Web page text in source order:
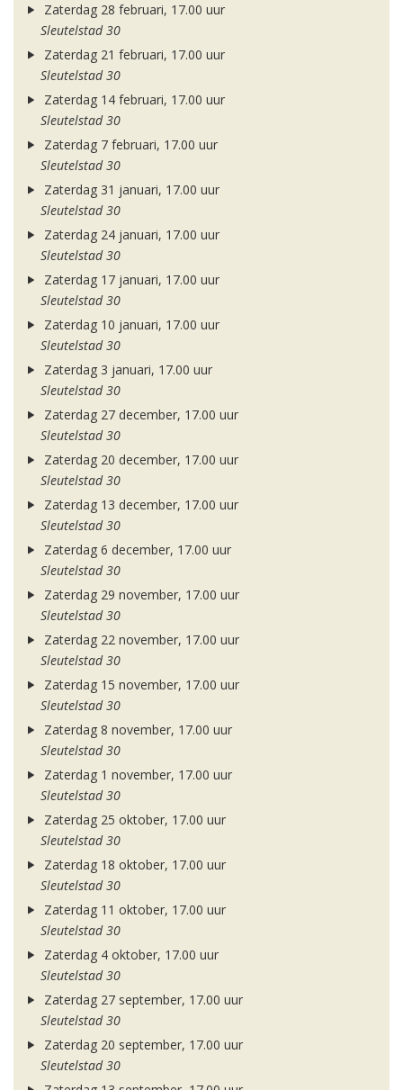
Zaterdag 28 februari, 17.00 uur
Sleutelstad 30
Zaterdag 21 februari, 17.00 uur
Sleutelstad 30
Zaterdag 14 februari, 17.00 uur
Sleutelstad 30
Zaterdag 7 februari, 17.00 uur
Sleutelstad 30
Zaterdag 31 januari, 17.00 uur
Sleutelstad 30
Zaterdag 24 januari, 17.00 uur
Sleutelstad 30
Zaterdag 17 januari, 17.00 uur
Sleutelstad 30
Zaterdag 10 januari, 17.00 uur
Sleutelstad 30
Zaterdag 3 januari, 17.00 uur
Sleutelstad 30
Zaterdag 27 december, 17.00 uur
Sleutelstad 30
Zaterdag 20 december, 17.00 uur
Sleutelstad 30
Zaterdag 13 december, 17.00 uur
Sleutelstad 30
Zaterdag 6 december, 17.00 uur
Sleutelstad 30
Zaterdag 29 november, 17.00 uur
Sleutelstad 30
Zaterdag 22 november, 17.00 uur
Sleutelstad 30
Zaterdag 15 november, 17.00 uur
Sleutelstad 30
Zaterdag 8 november, 17.00 uur
Sleutelstad 30
Zaterdag 1 november, 17.00 uur
Sleutelstad 30
Zaterdag 25 oktober, 17.00 uur
Sleutelstad 30
Zaterdag 18 oktober, 17.00 uur
Sleutelstad 30
Zaterdag 11 oktober, 17.00 uur
Sleutelstad 30
Zaterdag 4 oktober, 17.00 uur
Sleutelstad 30
Zaterdag 27 september, 17.00 uur
Sleutelstad 30
Zaterdag 20 september, 17.00 uur
Sleutelstad 30